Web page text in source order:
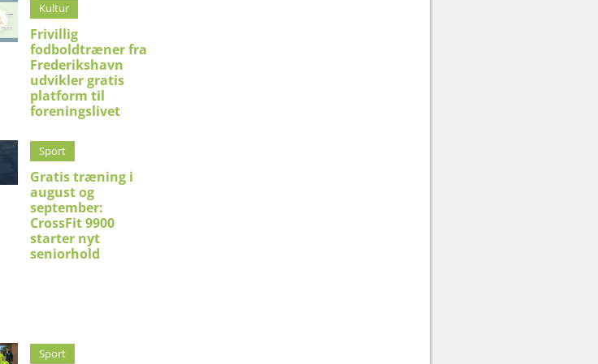
Kultur
Frivillig
fodboldtræner fra
Frederikshavn
udvikler gratis
platform til
foreningslivet
Sport
Gratis træning i
august og
september:
CrossFit 9900
starter nyt
seniorhold
Sport